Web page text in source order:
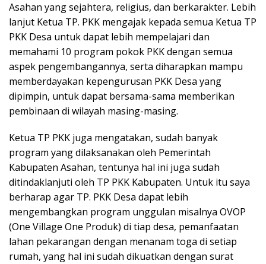
Asahan yang sejahtera, religius, dan berkarakter. Lebih
lanjut Ketua TP. PKK mengajak kepada semua Ketua TP
PKK Desa untuk dapat lebih mempelajari dan
memahami 10 program pokok PKK dengan semua
aspek pengembangannya, serta diharapkan mampu
memberdayakan kepengurusan PKK Desa yang
dipimpin, untuk dapat bersama-sama memberikan
pembinaan di wilayah masing-masing.
Ketua TP PKK juga mengatakan, sudah banyak
program yang dilaksanakan oleh Pemerintah
Kabupaten Asahan, tentunya hal ini juga sudah
ditindaklanjuti oleh TP PKK Kabupaten. Untuk itu saya
berharap agar TP. PKK Desa dapat lebih
mengembangkan program unggulan misalnya OVOP
(One Village One Produk) di tiap desa, pemanfaatan
lahan pekarangan dengan menanam toga di setiap
rumah, yang hal ini sudah dikuatkan dengan surat